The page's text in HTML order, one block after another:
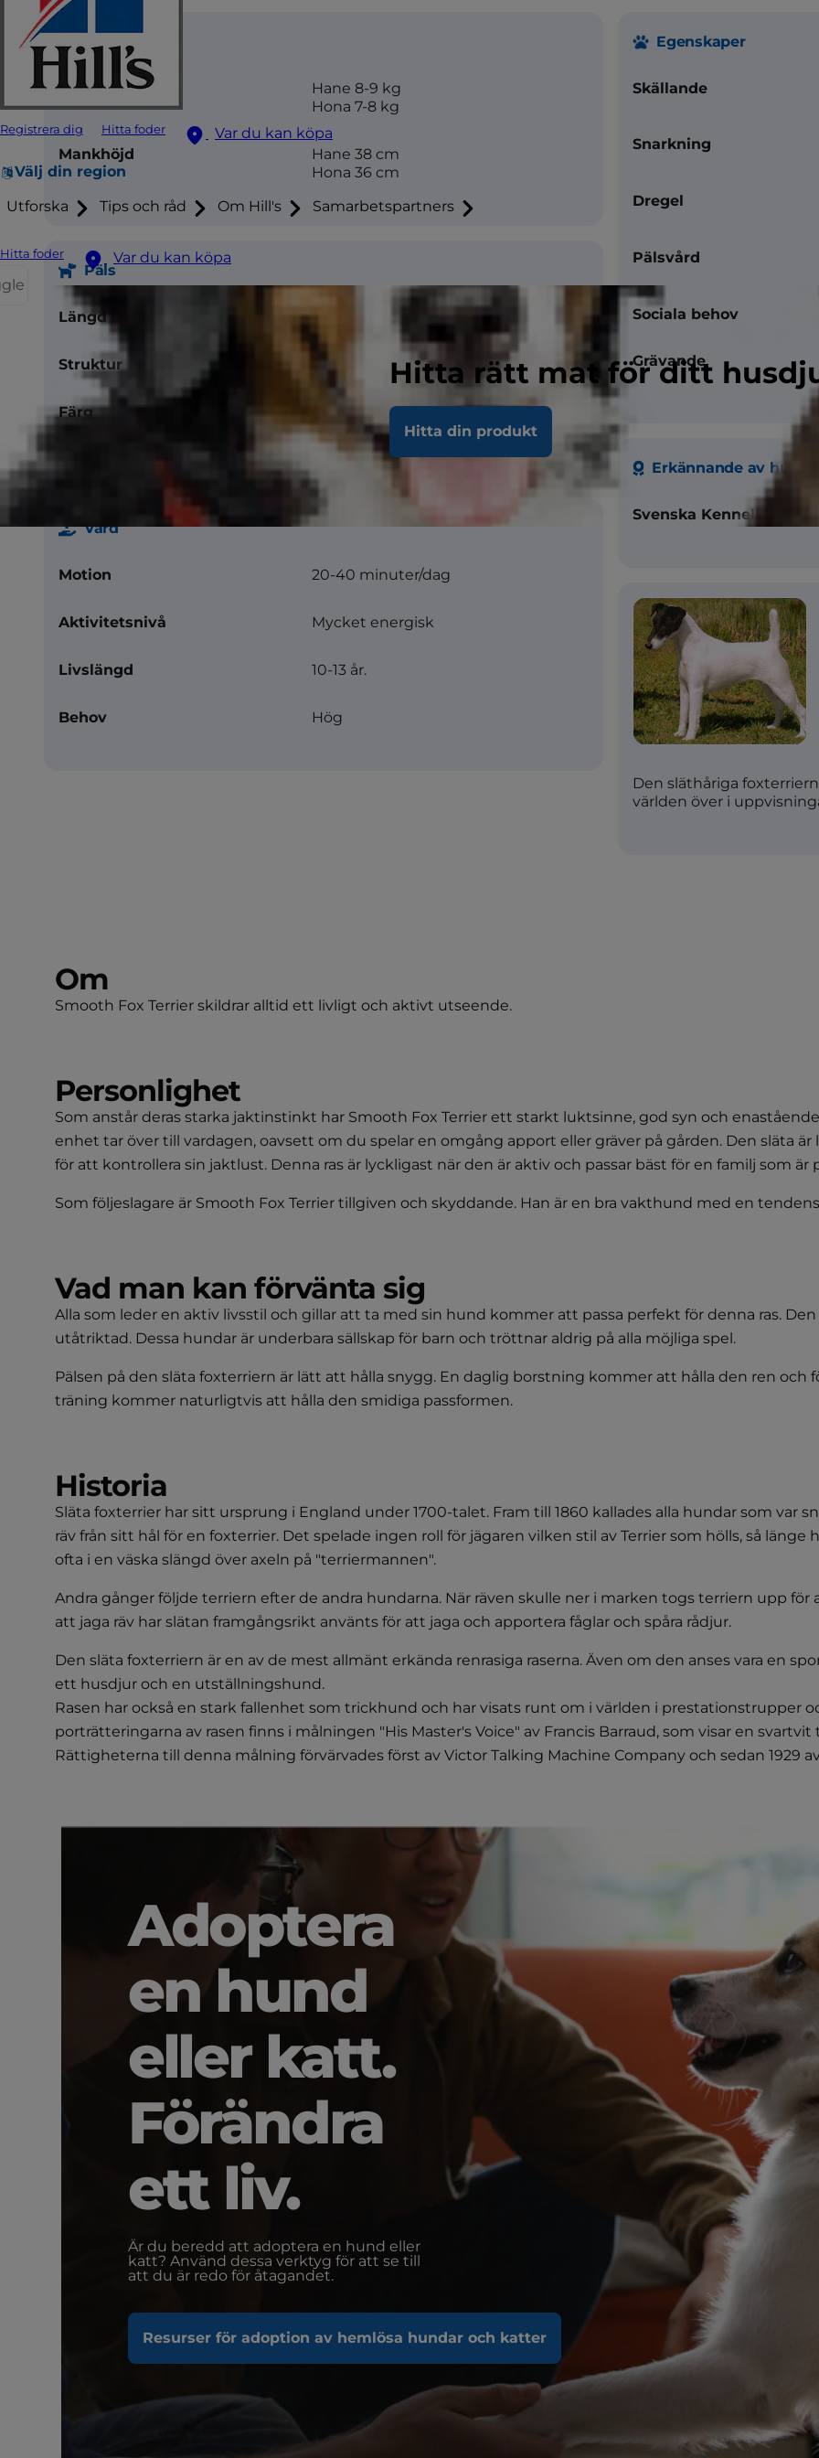
Registrera dig Hitta foder Var du kan köpa
Välj din region
Utforska Tips och råd Om Hill's Samarbetspartners
Hitta foder
Var du kan köpa
Hitta rätt mat för ditt
Hitta din produkt
Vikt
Hane 8-9 kg
Hona 7-8 kg
Mankhöjd
Hane 38 cm
Hona 36 cm
Päls
Längd Medium
Struktur Sträv
Färg
Vitt bör vara dominant Allmänt
pälsvårdsbehov
Vård
Motion 20-40 minuter/dag
Aktivitetsnivå Mycket energisk
Livslängd 10-13 år.
Behov Hög
Egenskaper
Skällande
Snarkning
Dregel
Pälsvård
Sociala behov
Grävande
Erkännande av
Svenska Kennelklubben
Den släthåriga
världen över i
Om
Smooth Fox Terrier skildrar alltid ett livligt och aktivt utseende.
Personlighet
Som anstår deras starka jaktinstinkt har Smooth Fox Terrier ett starkt luktsinne, god syn och
enhet tar över till vardagen, oavsett om du spelar en omgång apport eller gräver på gården. Den släta
för att kontrollera sin jaktlust. Denna ras är lyckligast när den är aktiv och passar bäst för en familj som är
Som följeslagare är Smooth Fox Terrier tillgiven och skyddande. Han är en bra vakthund med en
Vad man kan förvänta sig
Alla som leder en aktiv livsstil och gillar att ta med sin hund kommer att passa perfekt för denna ras.
utåtriktad. Dessa hundar är underbara sällskap för barn och tröttnar aldrig på alla möjliga spel.
Pälsen på den släta foxterriern är lätt att hålla snygg. En daglig borstning kommer att hålla den ren
träning kommer naturligtvis att hålla den smidiga passformen.
Historia
Släta foxterrier har sitt ursprung i England under 1700-talet. Fram till 1860 kallades alla hundar som var
räv från sitt hål för en foxterrier. Det spelade ingen roll för jägaren vilken stil av Terrier som hölls, så
ofta i en väska slängd över axeln på "terriermannen".
Andra gånger följde terriern efter de andra hundarna. När räven skulle ner i marken togs terriern upp
att jaga räv har slätan framgångsrikt använts för att jaga och apportera fåglar och spåra rådjur.
Den släta foxterriern är en av de mest allmänt erkända renrasiga raserna. Även om den anses vara en
ett husdjur och en utställningshund.
Rasen har också en stark fallenhet som trickhund och har visats runt om i världen i prestationstrupper
porträtteringarna av rasen finns i målningen "His Master's Voice" av Francis Barraud, som visar en
Rättigheterna till denna målning förvärvades först av Victor Talking Machine Company och sedan 1929
Adoptera
en hund
eller katt.
Förändra
ett liv.
Är du beredd att adoptera en hund eller
katt? Använd dessa verktyg för att se till
att du är redo för åtagandet.
Resurser för adoption av hemlösa hundar och katter